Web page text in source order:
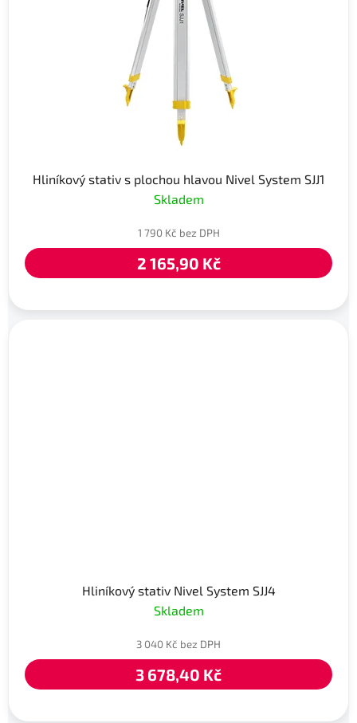
Hliníkový stativ s plochou hlavou Nivel System SJJ1
Skladem
1 790 Kč bez DPH
2 165,90 Kč
Hliníkový stativ Nivel System SJJ4
Skladem
3 040 Kč bez DPH
3 678,40 Kč